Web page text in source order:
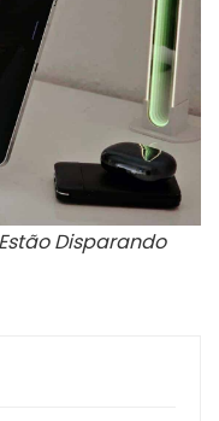
Disparando